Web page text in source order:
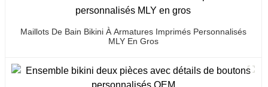
Maillots De Bain Bikini À Armatures Imprimés Personnalisés
MLY En Gros